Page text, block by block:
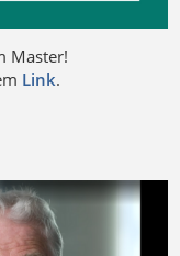
Master!
Link.